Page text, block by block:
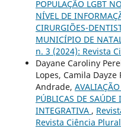
POPULAÇÃO LGBT
NÍVEL DE
CIRURGIÕES-
MUNICÍPIO DE
n. 3 (2024): Revista
Dayane Caroliny
Lopes, Camila
Andrade,
PÚBLICAS DE
INTEGRATIVA ,
Revista Ciência Plural